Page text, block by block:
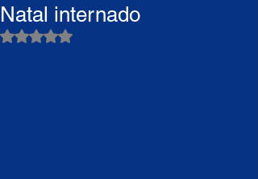
Natal internado
Avaliado com NaN de 5 estrelas.